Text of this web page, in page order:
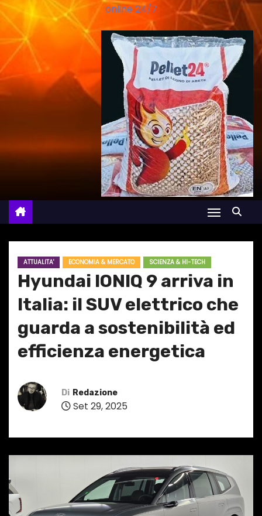
online 24/7
ATTUALITA' ECONOMIA & MERCATO SCIENZA & HI-TECH
Hyundai IONIQ 9 arriva in
Italia: il SUV elettrico che
guarda a sostenibilità ed
efficienza energetica
Di Redazione
Set 29, 2025